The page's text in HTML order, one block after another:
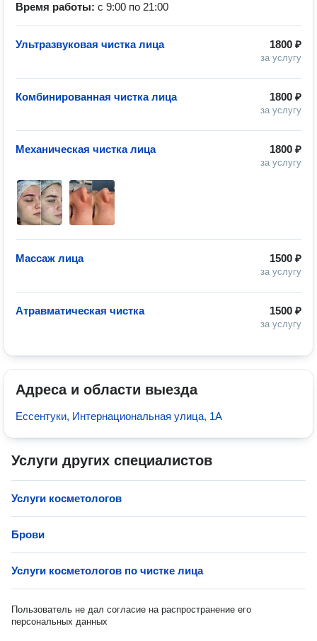
Время работы: с 9:00 по 21:00
1800 ₽
за услугу
Ультразвуковая чистка лица
1800 ₽
за услугу
Комбинированная чистка лица
1800 ₽
за услугу
Механическая чистка лица
1500 ₽
за услугу
Массаж лица
1500 ₽
за услугу
Атравматическая чистка
Адреса и области выезда
Ессентуки, Интернациональная улица, 1А
Услуги других специалистов
Услуги косметологов
Брови
Услуги косметологов по чистке лица
Пользователь не дал согласие на распространение его
персональных данных